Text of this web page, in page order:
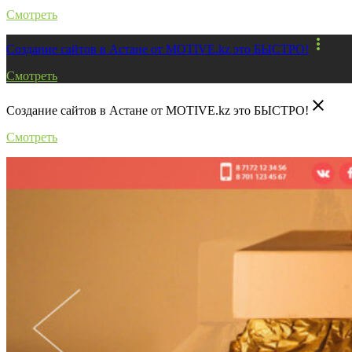
Смотреть
Создание сайтов в Астане от MOTIVE.kz это БЫСТРО! more_vert
Смотреть
Создание сайтов в Астане от MOTIVE.kz это БЫСТРО! close
Смотреть